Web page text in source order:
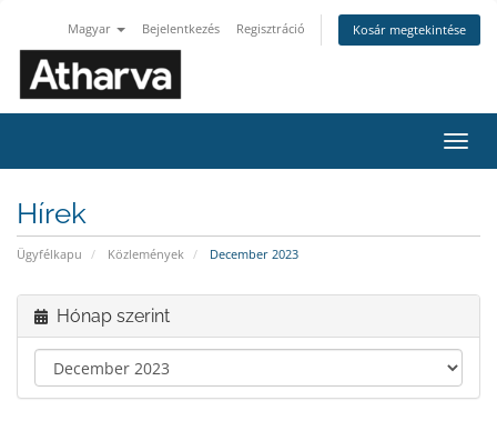
Magyar Bejelentkezés Regisztráció Kosár megtekintése
a
Hírek
Ügyfélkapu Közlemények December 2023
Hónap szerint